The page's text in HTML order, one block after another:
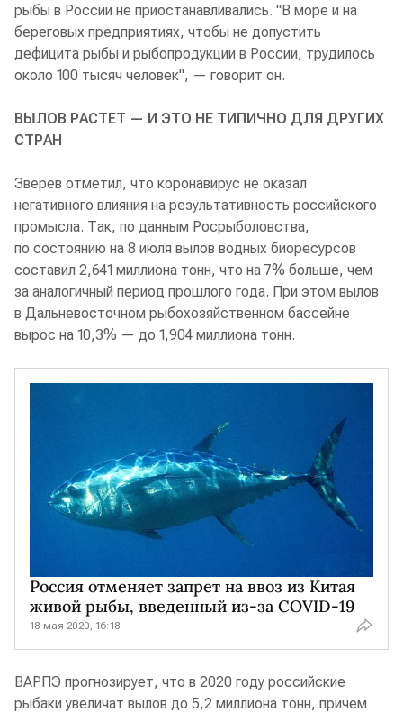
рыбы в России не приостанавливались. "В море и на
береговых предприятиях, чтобы не допустить
дефицита рыбы и рыбопродукции в России, трудилось
около 100 тысяч человек", — говорит он.
ВЫЛОВ РАСТЕТ — И ЭТО НЕ ТИПИЧНО ДЛЯ ДРУГИХ
СТРАН
Зверев отметил, что коронавирус не оказал
негативного влияния на результативность российского
промысла. Так, по данным Росрыболовства,
по состоянию на 8 июля вылов водных биоресурсов
составил 2,641 миллиона тонн, что на 7% больше, чем
за аналогичный период прошлого года. При этом вылов
в Дальневосточном рыбохозяйственном бассейне
вырос на 10,3% — до 1,904 миллиона тонн.
Россия отменяет запрет на ввоз из Китая
живой рыбы, введенный из-за COVID-19
18 мая 2020, 16:18
ВАРПЭ прогнозирует, что в 2020 году российские
рыбаки увеличат вылов до 5,2 миллиона тонн, причем